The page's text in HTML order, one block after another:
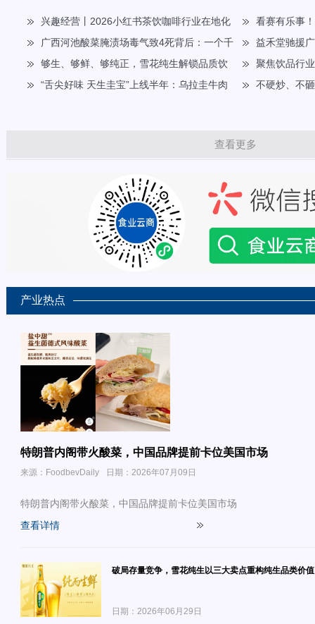
兴趣经营丨2026小红书茶饮咖啡行业在地化
种草指南
看赛有乐事
迷共迎FIFA世界
广西河池酸菜腌渍场毒气致4死背后：一个千
年产业的困局与自救
益禾堂驰援
平安！
够生、够鲜、够纯正，雪花纯生解锁品质饮
酒新范式
聚焦饮品行
康师傅杯”华北
“舌尖好味 天生圭宝”上线半年：乌拉圭牛肉
不硬炒、不
查看更多
产业热点
特朗普内阁带火酸菜，中国品牌提前卡位美国市场
来源：FoodbevDaily 日期：2026年07月09日
特朗普内阁带火酸菜，中国品牌提前卡位美国市场
查看详情
破局存量竞争，雪花纯生以三大卖点重构纯生品类价值
日期：2026年06月29日